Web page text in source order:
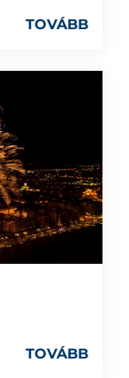
TOVÁBB
TOVÁBB